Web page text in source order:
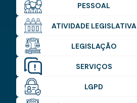
PESSOAL
ATIVIDADE LEGISLATIVA
LEGISLAÇÃO
SERVIÇOS
LGPD